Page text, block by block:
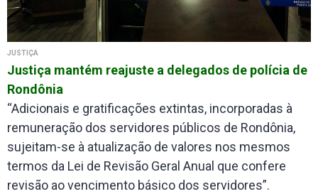
JUSTIÇA
Justiça mantém reajuste a delegados de polícia de
Rondônia
“Adicionais e gratificações extintas, incorporadas à
remuneração dos servidores públicos de Rondônia,
sujeitam-se à atualização de valores nos mesmos
termos da Lei de Revisão Geral Anual que confere
revisão ao vencimento básico dos servidores”.